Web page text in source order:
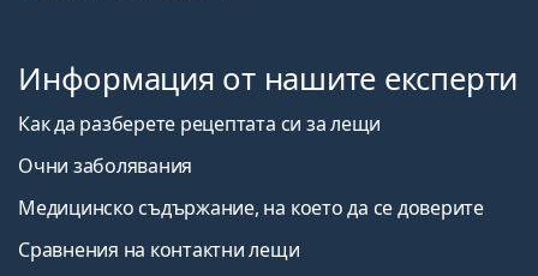
Информация от нашите експерти
Как да разберете рецептата си за лещи
Очни заболявания
Медицинско съдържание, на което да се доверите
Сравнения на контактни лещи